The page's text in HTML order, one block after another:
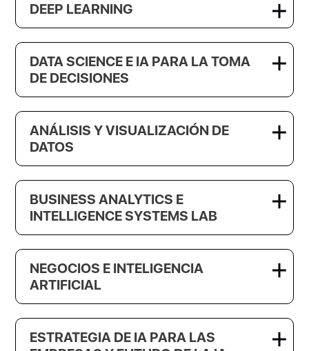
DEEP LEARNING
DATA SCIENCE E IA PARA LA TOMA
DE DECISIONES
ANÁLISIS Y VISUALIZACIÓN DE
DATOS
BUSINESS ANALYTICS E
INTELLIGENCE SYSTEMS LAB
NEGOCIOS E INTELIGENCIA
ARTIFICIAL
ESTRATEGIA DE IA PARA LAS